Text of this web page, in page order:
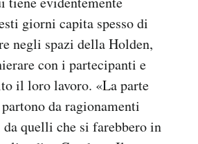
giorni capita spesso di
negli spazi della Holden,
con i partecipanti e
il loro lavoro. «La parte
da ragionamenti
quelli che si farebbero in